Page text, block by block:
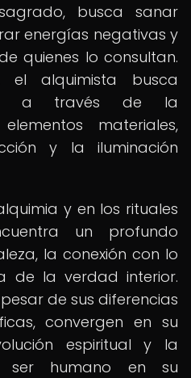
busca sanar
energías negativas y
quienes lo consultan.
el alquimista busca
a través de la
materiales,
y la iluminación
y en los rituales
un profundo
la conexión con lo
de la verdad interior.
de sus diferencias
convergen en su
espiritual y la
ser humano en su